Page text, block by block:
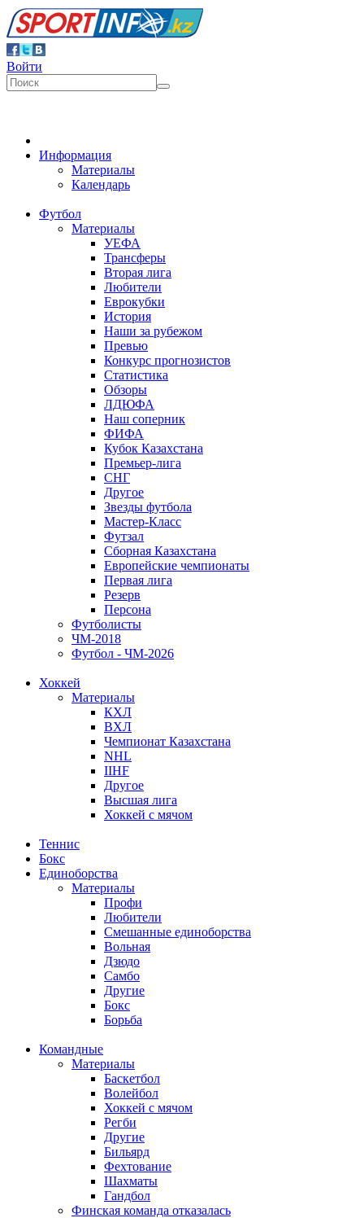
Войти
Информация
Материалы
Календарь
Футбол
Материалы
УЕФА
Трансферы
Вторая лига
Любители
Еврокубки
История
Наши за рубежом
Превью
Конкурс прогнозистов
Статистика
Обзоры
ЛДЮФА
Наш соперник
ФИФА
Кубок Казахстана
Премьер-лига
СНГ
Другое
Звезды футбола
Мастер-Класс
Футзал
Сборная Казахстана
Европейские чемпионаты
Первая лига
Резерв
Персона
Футболисты
ЧМ-2018
Футбол - ЧМ-2026
Хоккей
Материалы
КХЛ
ВХЛ
Чемпионат Казахстана
NHL
IIHF
Другое
Высшая лига
Хоккей с мячом
Теннис
Бокс
Единоборства
Материалы
Профи
Любители
Смешанные единоборства
Вольная
Дзюдо
Самбо
Другие
Бокс
Борьба
Командные
Материалы
Баскетбол
Волейбол
Хоккей с мячом
Регби
Другие
Бильярд
Фехтование
Шахматы
Гандбол
Финская команда отказалась